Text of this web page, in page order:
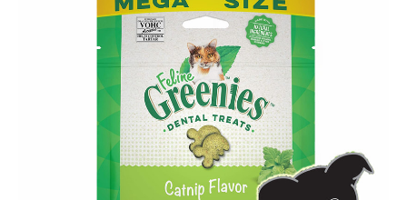
貓用濕糧 / cat can
凍乾犬用鮮肉糧 / dog freezedried
凍乾貓用鮮肉糧 / cat . freezedried
犬用保健 / dog supplement
貓用保健 / cat supplement
寵物護理用品 / pet cleaning supplies